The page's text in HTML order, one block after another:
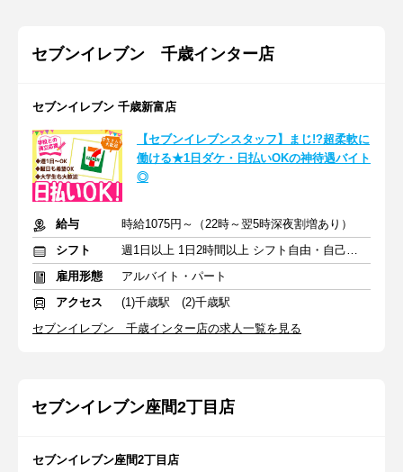
セブンイレブン 千歳インター店
セブンイレブン 千歳新富店
【セブンイレブンスタッフ】まじ!?超柔軟に
働ける★1日ダケ・日払いOKの神待遇バイト
◎
給与
時給1075円～（22時～翌5時深夜割増あり）
シフト
週1日以上 1日2時間以上 シフト自由・自己申告
雇用形態
アルバイト・パート
アクセス
(1)千歳駅 (2)千歳駅
セブンイレブン 千歳インター店の求人一覧を見る
セブンイレブン座間2丁目店
セブンイレブン座間2丁目店